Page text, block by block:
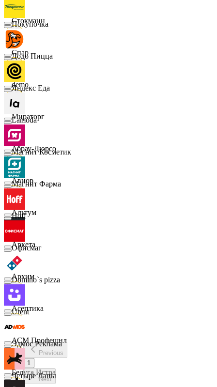
Стокманн
Cпар
demo
Мираторг
Абрау-Дюрсо
Авиор
Альтум
Аркета
Архим
Асептика
АСМ Профешнл
Белуга Истра
Покупочка
Додо Пицца
Яндекс Еда
Lamoda
Магнит Косметик
Магнит Фарма
Hoff
Офисмаг
Domino`s pizza
Urent
Эдмос Реклама
Четыре Лапы
Previous
1
Next